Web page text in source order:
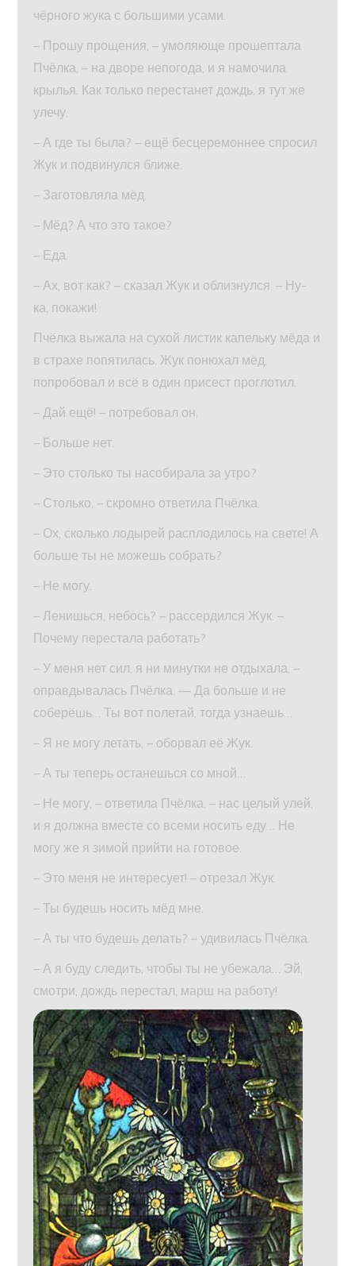
чёрного жука с большими усами.
– Прошу прощения, – умоляюще прошептала
Пчёлка, – на дворе непогода, и я намочила
крылья. Как только перестанет дождь, я тут же
улечу.
– А где ты была? – ещё бесцеремоннее спросил
Жук и подвинулся ближе.
– Заготовляла мёд.
– Мёд? А что это такое?
– Еда.
– Ах, вот как? – сказал Жук и облизнулся. – Ну-
ка, покажи!
Пчёлка выжала на сухой листик капельку мёда и
в страхе попятилась. Жук понюхал мёд,
попробовал и всё в один присест проглотил.
– Дай ещё! – потребовал он.
– Больше нет.
– Это столько ты насобирала за утро?
– Столько, – скромно ответила Пчёлка.
– Ох, сколько лодырей расплодилось на свете! А
больше ты не можешь собрать?
– Не могу.
– Ленишься, небось? – рассердился Жук. –
Почему перестала работать?
– У меня нет сил, я ни минутки не отдыхала, –
оправдывалась Пчёлка. — Да больше и не
соберёшь… Ты вот полетай, тогда узнаешь…
– Я не могу летать, – оборвал её Жук.
– А ты теперь останешься со мной…
– Не могу, – ответила Пчёлка, – нас целый улей,
и я должна вместе со всеми носить еду… Не
могу же я зимой прийти на готовое.
– Это меня не интересует! – отрезал Жук.
– Ты будешь носить мёд мне.
– А ты что будешь делать? – удивилась Пчёлка.
– А я буду следить, чтобы ты не убежала… Эй,
смотри, дождь перестал, марш на работу!